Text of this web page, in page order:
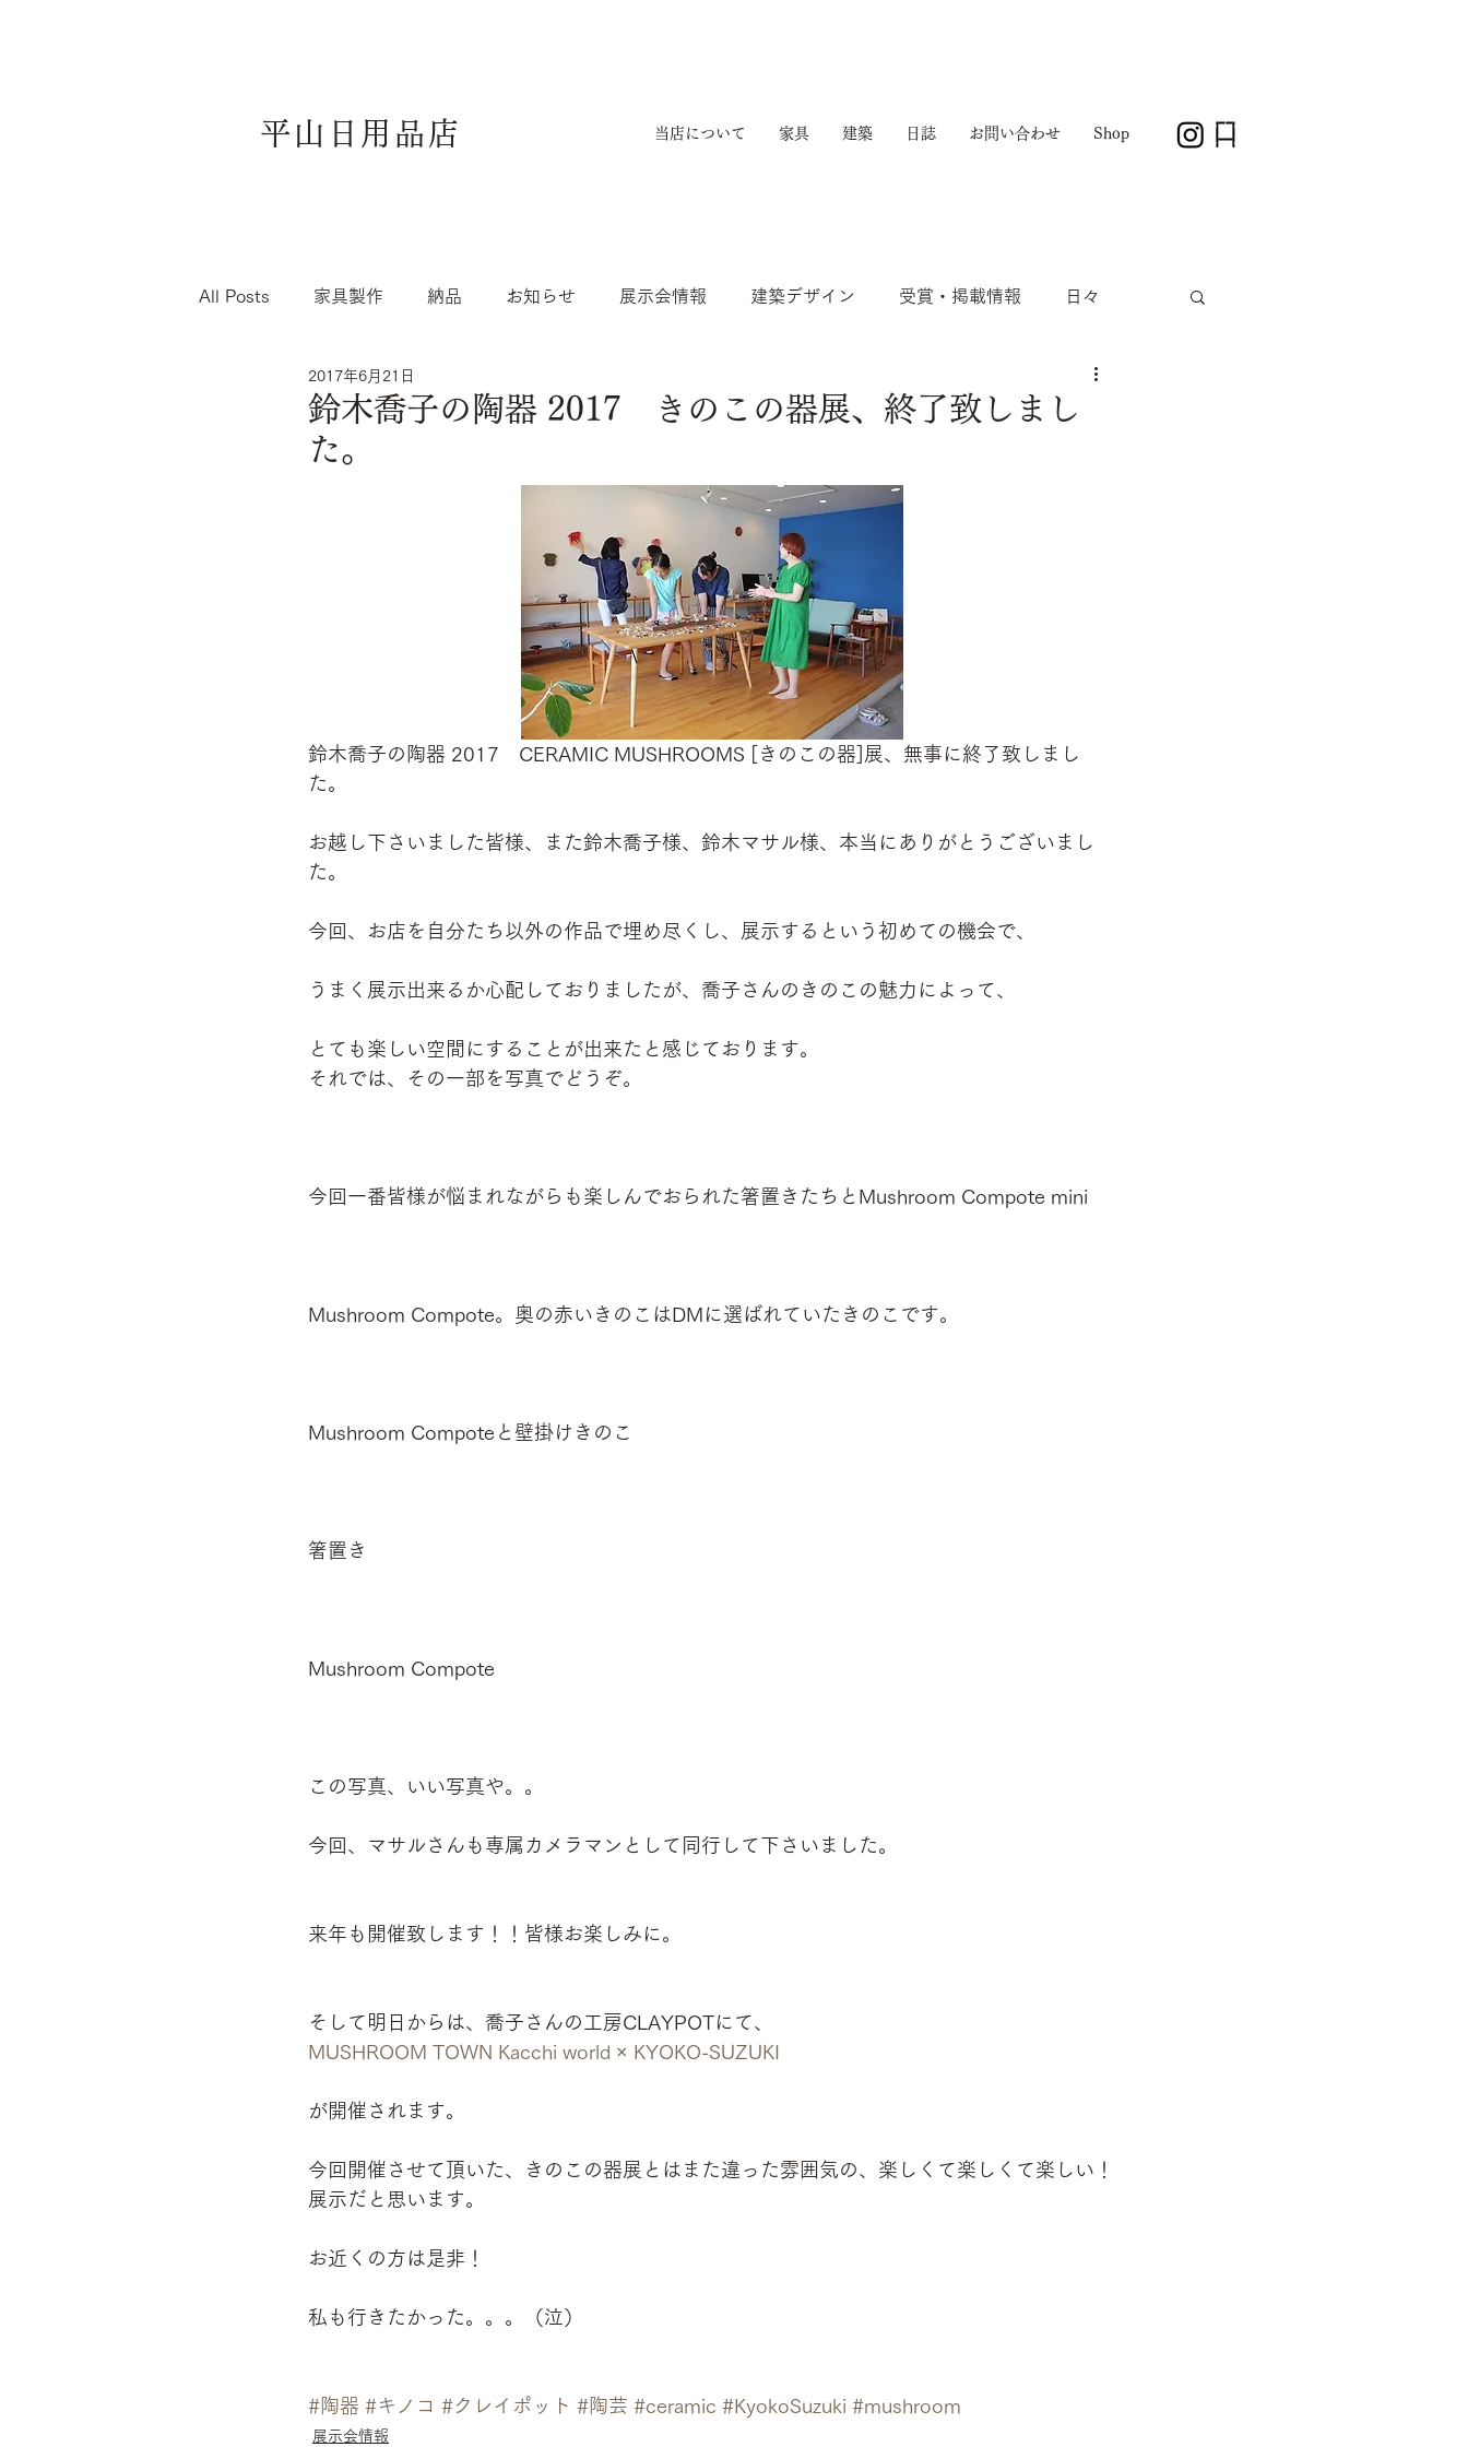
平山日用品店 当店について 家具 建築 日誌 お問い合わせ Shop
All Posts 家具製作 納品 お知らせ 展示会情報 建築デザイン 受賞・掲載情報 日々
鈴木喬子の陶器 2017 きのこの器展、終了致しまし
た。
2017年6月21日
鈴木喬子の陶器 2017　CERAMIC MUSHROOMS [きのこの器]展、無事に終了致しまし
た。
お越し下さいました皆様、また鈴木喬子様、鈴木マサル様、本当にありがとうございまし
た。
今回、お店を自分たち以外の作品で埋め尽くし、展示するという初めての機会で、
うまく展示出来るか心配しておりましたが、喬子さんのきのこの魅力によって、
とても楽しい空間にすることが出来たと感じております。
それでは、その一部を写真でどうぞ。
今回一番皆様が悩まれながらも楽しんでおられた箸置きたちとMushroom Compote mini
Mushroom Compote。奥の赤いきのこはDMに選ばれていたきのこです。
Mushroom Compoteと壁掛けきのこ
箸置き
Mushroom Compote
この写真、いい写真や。。
今回、マサルさんも専属カメラマンとして同行して下さいました。
来年も開催致します！！皆様お楽しみに。
そして明日からは、喬子さんの工房CLAYPOTにて、
MUSHROOM TOWN Kacchi world × KYOKO-SUZUKI
が開催されます。
今回開催させて頂いた、きのこの器展とはまた違った雰囲気の、楽しくて楽しくて楽しい！
展示だと思います。
お近くの方は是非！
私も行きたかった。。。（泣）
#陶器 #キノコ #クレイポット #陶芸 #ceramic #KyokoSuzuki #mushroom
展示会情報